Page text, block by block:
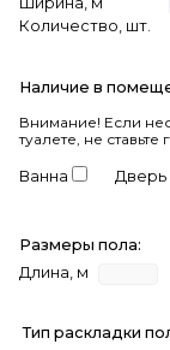
Количество, шт.
Наличие в
Внимание! Если
туалете, не ставьте
Ванна Дверь
Размеры пола:
Длина, м
Тип раскладки